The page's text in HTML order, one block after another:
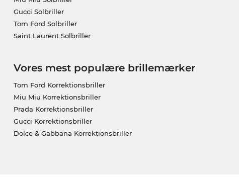
Gucci Solbriller
Tom Ford Solbriller
Saint Laurent Solbriller
Vores mest populære brillemærker
Tom Ford Korrektionsbriller
Miu Miu Korrektionsbriller
Prada Korrektionsbriller
Gucci Korrektionsbriller
Dolce & Gabbana Korrektionsbriller